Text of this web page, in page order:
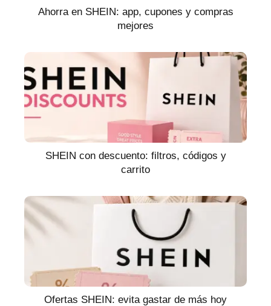
Ahorra en SHEIN: app, cupones y compras
mejores
SHEIN con descuento: filtros, códigos y
carrito
Ofertas SHEIN: evita gastar de más hoy